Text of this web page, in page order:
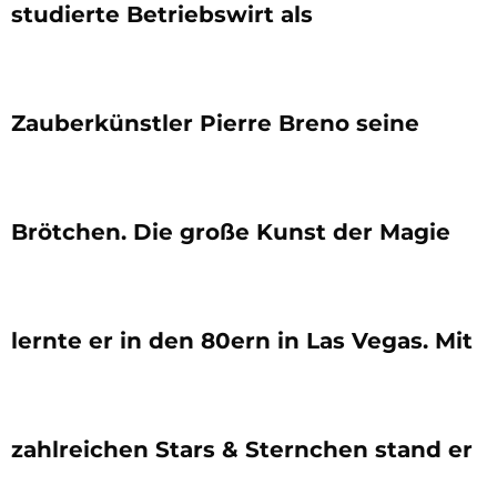
studierte Betriebswirt als
Zauberkünstler Pierre Breno seine
Brötchen. Die große Kunst der Magie
lernte er in den 80ern in Las Vegas. Mit
zahlreichen Stars & Sternchen stand er